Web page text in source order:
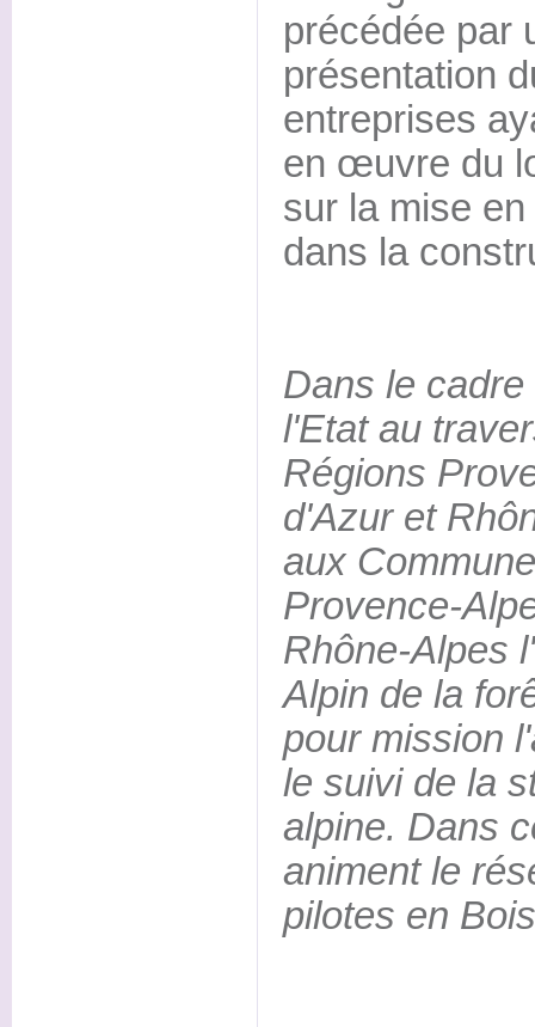
précédée par
présentation
entreprises
en œuvre du
sur la mise
dans la
Dans le
l'Etat au
Régions
d'Azur et
aux
Provence-
Rhône-Alpes
Alpin de la
pour mission
le suivi de la
alpine. Dans
animent le
pilotes en